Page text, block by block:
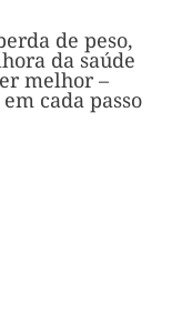
de peso,
da saúde
melhor –
cada passo